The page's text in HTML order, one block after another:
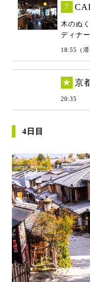
7
木のぬ
ディナ
18:55（
★ 京
20:35
4日目